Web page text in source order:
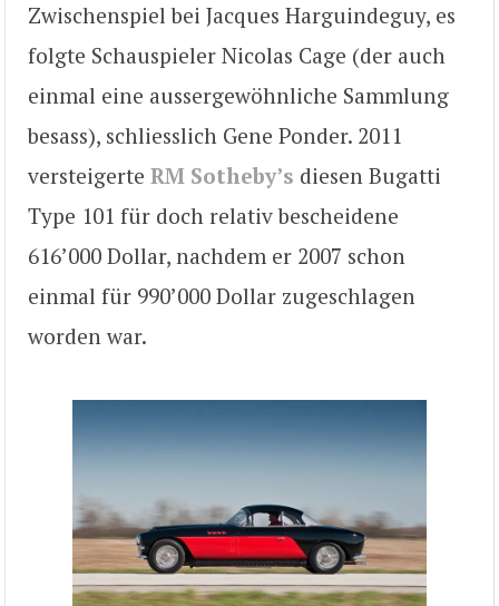
Zwischenspiel bei Jacques Harguindeguy, es
folgte Schauspieler Nicolas Cage (der auch
einmal eine aussergewöhnliche Sammlung
besass), schliesslich Gene Ponder. 2011
versteigerte RM Sotheby’s diesen Bugatti
Type 101 für doch relativ bescheidene
616’000 Dollar, nachdem er 2007 schon
einmal für 990’000 Dollar zugeschlagen
worden war.